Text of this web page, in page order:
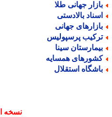
جهانی طلا
بالادستی
جهانی
پرسپولیس
سینا
همسایه
استقلال
نسخه